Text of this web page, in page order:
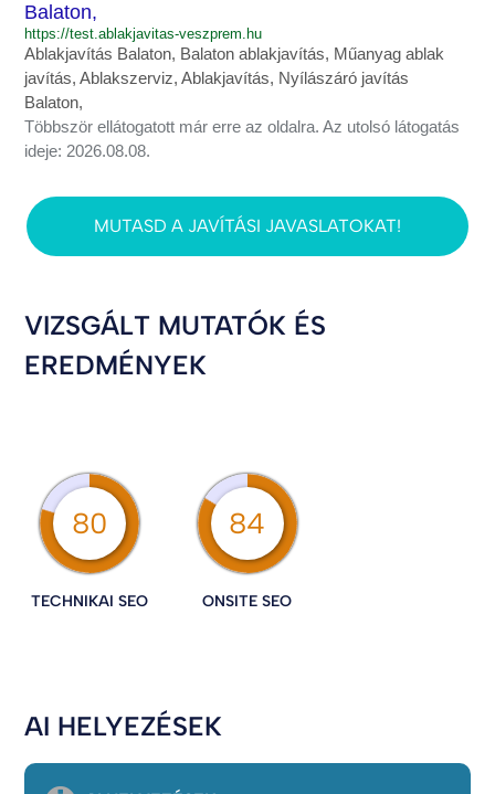
Balaton,
https://test.ablakjavitas-veszprem.hu
Ablakjavítás Balaton, Balaton ablakjavítás, Műanyag ablak
javítás, Ablakszerviz, Ablakjavítás, Nyílászáró javítás
Balaton,
Többször ellátogatott már erre az oldalra. Az utolsó látogatás
ideje: 2026.08.08.
MUTASD A JAVÍTÁSI JAVASLATOKAT!
VIZSGÁLT MUTATÓK ÉS
EREDMÉNYEK
80
TECHNIKAI SEO
84
ONSITE SEO
AI HELYEZÉSEK